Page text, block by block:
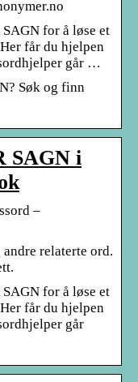
for å løse et
får du hjelpen
går …
Søk og finn
SAGN i
–
relaterte ord.
for å løse et
får du hjelpen
går